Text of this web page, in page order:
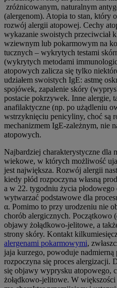
zróżnicowanym, naturalnym
(alergenom). Atopia to stan, który
rozwój alergii atopowej. Cechy
wykazanie swoistych przeciwciał
wziewnym lub pokarmowym na
tucznych – wykrytych testami
(wykrytych metodami
atopowych zalicza się tylko
udziałem swoistych IgE: astmę
spojówek, zapalenie skóry
postacie pokrzywek. Inne alergie,
anafilaktyczne (np. po użądleniu
wstrzyknięciu penicyliny, choć są
mechanizmem IgE-zależnym, nie
atopowych.
Najbardziej charakterystyczne dla
wiekowe, w których możliwość
jest największa. Rozwój alergii
kiedy płód rozpoczyna własną
a w 22. tygodniu życia
wytwarzać podstawowe dla
α. Pomimo to przy urodzeniu nie
chorób alergicznych. Początkowo
objawy żołądkowo-jelitowe, a
strony skóry. Kontakt
alergenami pokarmowymi,
jaja kurzego, powoduje
rozpoczyna się proces alergizacji.
się objawy wyprysku atopowego,
żołądkowo-jelitowe. W